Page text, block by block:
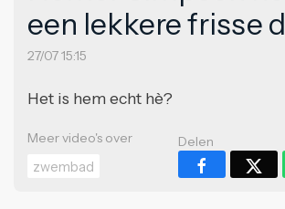
een lekkere frisse
27/07 15:15
Het is hem echt hè?
Meer video's over
zwembad
Delen